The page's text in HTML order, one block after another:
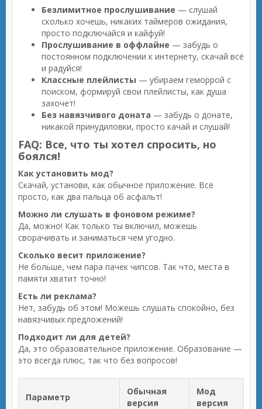
Безлимитное прослушивание — слушай
сколько хочешь, никаких таймеров ожидания,
просто подключайся и кайфуй!
Прослушивание в оффлайне — забудь о
постоянном подключении к интернету, скачай всё
и радуйся!
Классные плейлисты — убираем геморрой с
поиском, формируй свои плейлисты, как душа
захочет!
Без навязчивого доната — забудь о донате,
никакой принудиловки, просто качай и слушай!
FAQ: Все, что ты хотел спросить, но
боялся!
Как установить мод?
Скачай, установи, как обычное приложение. Всё
просто, как два пальца об асфальт!
Можно ли слушать в фоновом режиме?
Да, можно! Как только ты включил, можешь
сворачивать и заниматься чем угодно.
Сколько весит приложение?
Не больше, чем пара пачек чипсов. Так что, места в
памяти хватит точно!
Есть ли реклама?
Нет, забудь об этом! Можешь слушать спокойно, без
навязчивых предложений!
Подходит ли для детей?
Да, это образовательное приложение. Образование —
это всегда плюс, так что без вопросов!
Параметр
Обычная
версия
Мод
версия